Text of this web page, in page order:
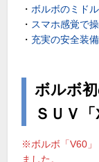
・ ボルボのミド
・ スマホ感覚で
・ 充実の安全装
ボルボ
ＳＵＶ「
※ボルボ「V60」
ました。